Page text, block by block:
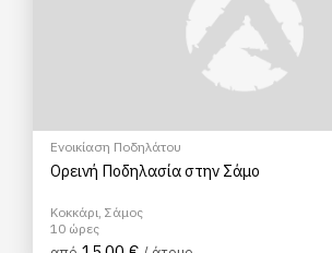
Ενοικίαση Ποδηλάτου
Ορεινή Ποδηλασία στην Σάμο
Κοκκάρι, Σάμος
10 ώρες